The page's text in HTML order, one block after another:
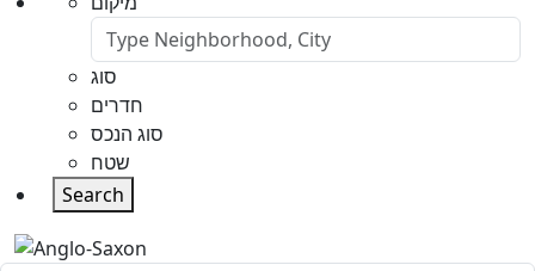
סוג
חדרים
סוג הנכס
שטח
Search